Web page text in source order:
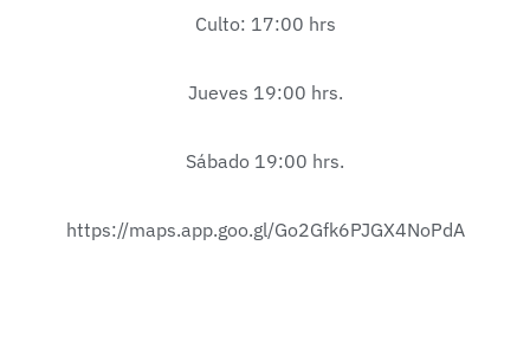
Culto: 17:00 hrs
Jueves 19:00 hrs.
Sábado 19:00 hrs.
https://maps.app.goo.gl/Go2Gfk6PJGX4NoPdA